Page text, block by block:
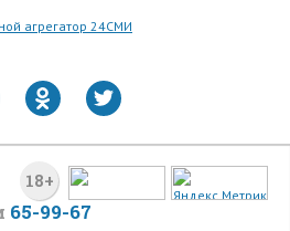
агрегатор 24СМИ
18+
65-99-67